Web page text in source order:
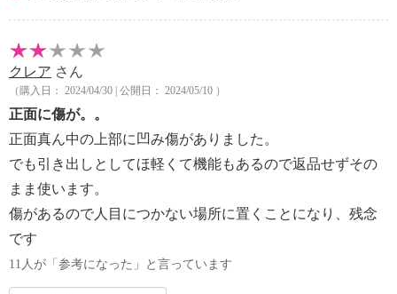
クレア さん
（購入日： 2024/04/30 | 公開日： 2024/05/10 ）
正面に傷が。。
正面真ん中の上部に凹み傷がありました。
でも引き出しとしてほ軽くて機能もあるので返品せずその
まま使います。
傷があるので人目につかない場所に置くことになり、残念
です
11人が「参考になった」と言っています